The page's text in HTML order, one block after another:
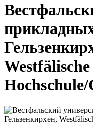
Westfälische